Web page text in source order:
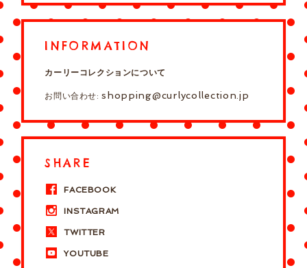
INFORMATION
カーリーコレクションについて
お問い合わせ:shopping@curlycollection.jp
SHARE
FACEBOOK
INSTAGRAM
TWITTER
YOUTUBE